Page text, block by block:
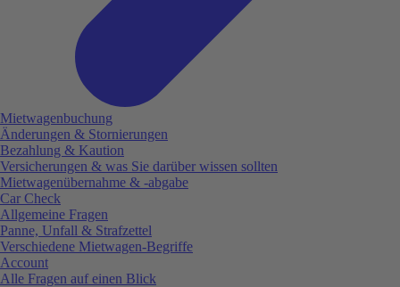
Mietwagenbuchung
Änderungen & Stornierungen
Bezahlung & Kaution
Versicherungen & was Sie darüber wissen sollten
Mietwagenübernahme & -abgabe
Car Check
Allgemeine Fragen
Panne, Unfall & Strafzettel
Verschiedene Mietwagen-Begriffe
Account
Alle Fragen auf einen Blick